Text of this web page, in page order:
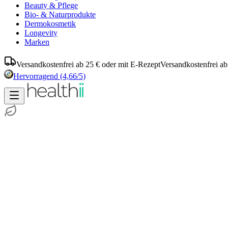
Beauty & Pflege
Bio- & Naturprodukte
Dermokosmetik
Longevity
Marken
Versandkostenfrei ab 25 € oder mit E-RezeptVersandkostenfrei
Hervorragend (4,66/5)